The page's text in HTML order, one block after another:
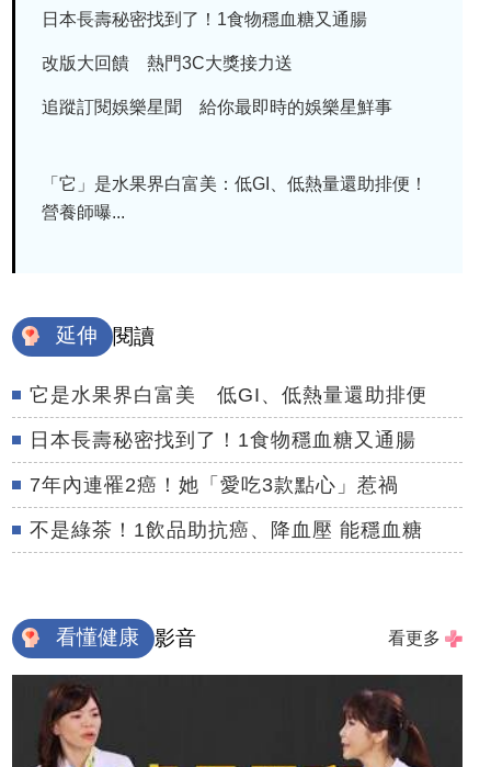
日本長壽秘密找到了！1食物穩血糖又通腸
改版大回饋 熱門3C大獎接力送
追蹤訂閱娛樂星聞 給你最即時的娛樂星鮮事
「它」是水果界白富美：低GI、低熱量還助排便！
營養師曝...
延伸 閱讀
它是水果界白富美 低GI、低熱量還助排便
日本長壽秘密找到了！1食物穩血糖又通腸
7年內連罹2癌！她「愛吃3款點心」惹禍
不是綠茶！1飲品助抗癌、降血壓 能穩血糖
看懂健康 影音 看更多